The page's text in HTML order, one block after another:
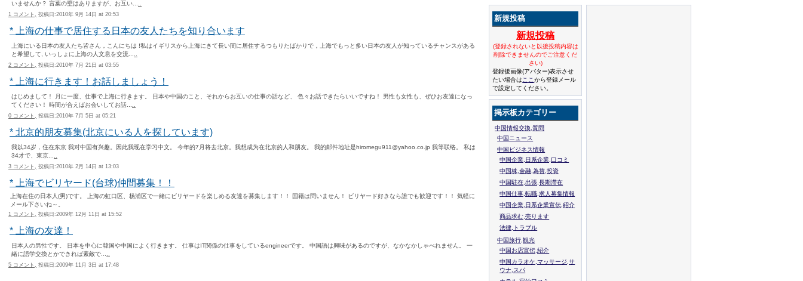
いませんか？ 言葉の壁はありますが、お互い...
1 コメント, 投稿日:2010年 9月 14日 at 20:53
* 上海の仕事で居住する日本の友人たちを知り合います
上海にいる日本の友人たち皆さん，こんにちは !私はイギリスから上海にきて長い間に居住するつもりたばかりで，上海でもっと多い日本の友人が知っているチャンスがある
と希望して, いっしょに上海の人文息を交流...
2 コメント, 投稿日:2010年 7月 21日 at 03:55
* 上海に行きます！お話しましょう！
はじめまして！ 月に一度、仕事で上海に行きます。 日本や中国のこと、それからお互いの仕事の話など、 色々お話できたらいいですね！ 男性も女性も、ぜひお友達になっ
てください！ 時間が合えばお会いしてお話...
0 コメント, 投稿日:2010年 7月 5日 at 05:21
* 北京的朋友募集(北京にいる人を探しています)
我以34岁，住在东京 我对中国有兴趣。因此我现在学习中文。 今年的7月将去北京。我想成为在北京的人和朋友。 我的邮件地址是hiromegu911@yahoo.co.jp 我等联络。 私は
34才で、東京...
3 コメント, 投稿日:2010年 2月 14日 at 13:03
* 上海でビリヤード(台球)仲間募集！！
上海在住の日本人(男)です。 上海の虹口区、杨浦区で一緒にビリヤードを楽しめる友達を募集します！！ 国籍は問いません！ ビリヤード好きなら誰でも歓迎です！！ 気軽に
メール下さいね～。
1 コメント, 投稿日:2009年 12月 11日 at 15:52
* 上海の友達！
日本人の男性です。 日本を中心に韓国や中国によく行きます。 仕事はIT関係の仕事をしているengineerです。 中国語は興味があるのですが、なかなかしゃべれません。 一
緒に語学交換とかできれば素敵で...
5 コメント, 投稿日:2009年 11月 3日 at 17:48
新規投稿
新規投稿
(登録されないと以後投稿内容は
削除できませんのでご注意くだ
さい)
登録後画像(アバター)表示させ
たい場合は ここから登録メール
で設定してください。
掲示板カテゴリー
中国情報交換,質問
中国ニュース
中国ビジネス情報
中国企業,日系企業,口コミ
中国株,金融,為替,投資
中国駐在,出張,長期滞在
中国仕事,転職,求人募集情報
中国企業,日系企業宣伝,紹介
商品求む,売ります
法律,トラブル
中国旅行,観光
中国お店宣伝,紹介
中国カラオケ,マッサージ,サ
ウナ,スパ